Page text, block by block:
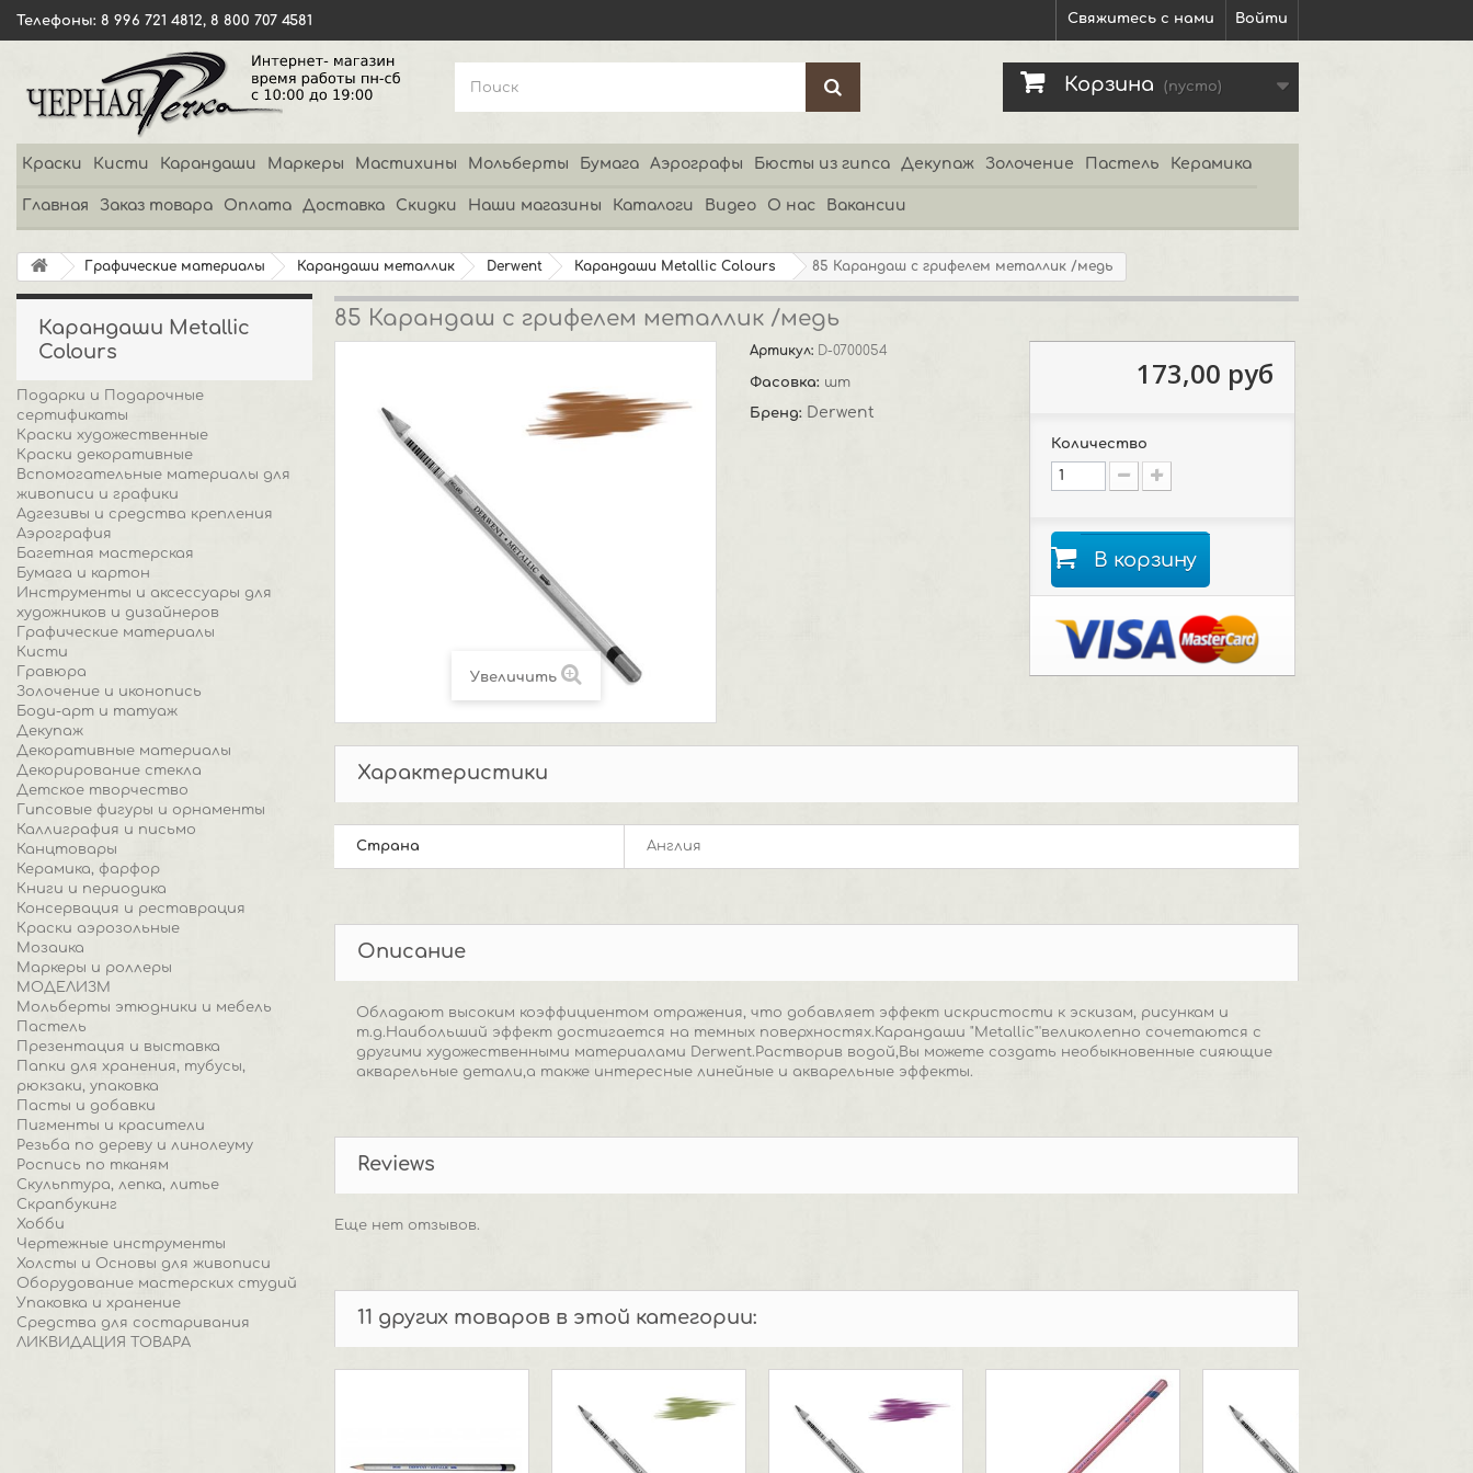
Войти
Свяжитесь с нами
Телефоны: 8 996 721 4812, 8 800 707 4581
Корзина (пусто)
Краски Кисти Карандаши Маркеры Мастихины Мольберты Бумага Аэрографы Бюсты из гипса Декупаж Золочение Пастель Керамика
Главная Заказ товара Оплата Доставка Скидки Наши магазины Каталоги Видео О нас Вакансии
Графические материалы Карандаши металлик Derwent Карандаши Metallic Colours 85 Карандаш с грифелем металлик /медь
Карандаши Metallic
Colours
Подарки и Подарочные
сертификаты
Краски художественные
Краски декоративные
Вспомогательные материалы для
живописи и графики
Адгезивы и средства крепления
Аэрография
Багетная мастерская
Бумага и картон
Инструменты и аксессуары для
художников и дизайнеров
Графические материалы
Кисти
Гравюра
Золочение и иконопись
Боди-арт и татуаж
Декупаж
Декоративные материалы
Декорирование стекла
Детское творчество
Гипсовые фигуры и орнаменты
Каллиграфия и письмо
Канцтовары
Керамика, фарфор
Книги и периодика
Консервация и реставрация
Краски аэрозольные
Мозаика
Маркеры и роллеры
МОДЕЛИЗМ
Мольберты этюдники и мебель
Пастель
Презентация и выставка
Папки для хранения, тубусы,
рюкзаки, упаковка
Пасты и добавки
Пигменты и красители
Резьба по дереву и линолеуму
Роспись по тканям
Скульптура, лепка, литье
Скрапбукинг
Хобби
Чертежные инструменты
Холсты и Основы для живописи
Оборудование мастерских студий
Упаковка и хранение
Средства для состаривания
ЛИКВИДАЦИЯ ТОВАРА
85 Карандаш с грифелем металлик /медь
Увеличить
Артикул: D-0700054
Фасовка: шт
Бренд: Derwent
173,00 руб
Количество
В корзину
Характеристики
Страна Англия
Описание
Обладают высоким коэффициентом отражения, что добавляет эффект искристости к эскизам, рисункам и
т.д.Наибольший эффект достигается на темных поверхностях.Карандаши "Metallic"'великолепно сочетаются с
другими художественными материалами Derwent.Растворив водой,Вы можете создать необыкновенные сияющие
акварельные детали,а также интересные линейные и акварельные эффекты.
Reviews
Еще нет отзывов.
11 других товаров в этой категории: